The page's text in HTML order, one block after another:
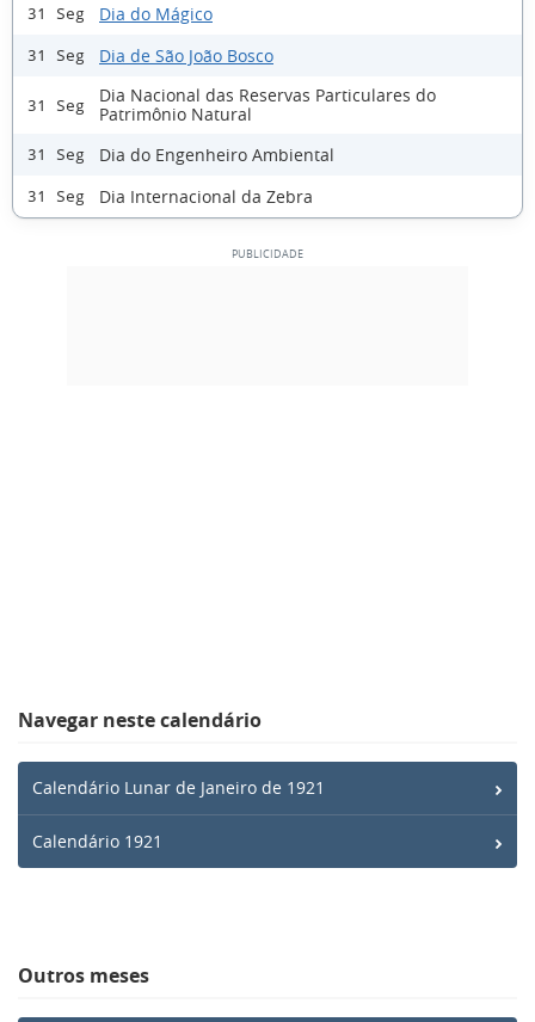
31 Seg Dia do Mágico
31 Seg Dia de São João Bosco
31 Seg
Dia Nacional das Reservas Particulares do
Patrimônio Natural
31 Seg Dia do Engenheiro Ambiental
31 Seg Dia Internacional da Zebra
Navegar neste calendário
Calendário Lunar de Janeiro de 1921
Calendário 1921
Outros meses